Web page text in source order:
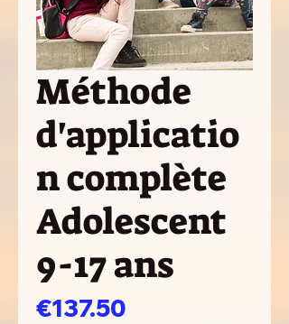
Méthode
d'applicatio
n complète
Adolescent
9-17 ans
€137.50가